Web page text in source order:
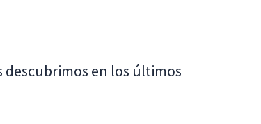
descubrimos en los últimos